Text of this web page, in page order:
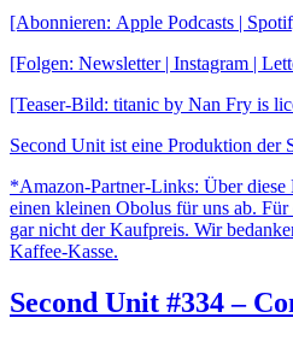
[Abonnieren: Apple Podcasts |
[Folgen: Newsletter | Instagram |
[Teaser-Bild: titanic by Nan Fry is
Second Unit ist eine Produktion der
*Amazon-Partner-Links: Über
einen kleinen Obolus für uns ab.
gar nicht der Kaufpreis. Wir
Kaffee-Kasse.
Second Unit #334 –